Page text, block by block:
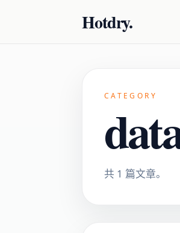
Hotdry.
CATEGORY
共 1 篇文章。